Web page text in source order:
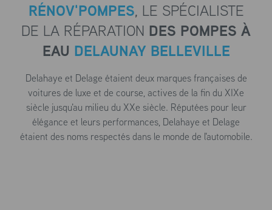
RÉNOV'POMPES, LE SPÉCIALISTE
DE LA RÉPARATION DES POMPES À
EAU DELAUNAY BELLEVILLE
Delahaye et Delage étaient deux marques françaises de
voitures de luxe et de course, actives de la fin du XIXe
siècle jusqu'au milieu du XXe siècle. Réputées pour leur
élégance et leurs performances, Delahaye et Delage
étaient des noms respectés dans le monde de l'automobile.